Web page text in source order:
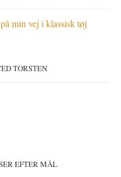
min vej i klassisk tøj
TORSTEN
EFTER MÅL